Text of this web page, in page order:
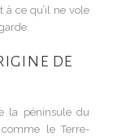
à ce qu’il ne vole
de
la péninsule du
comme le Terre-